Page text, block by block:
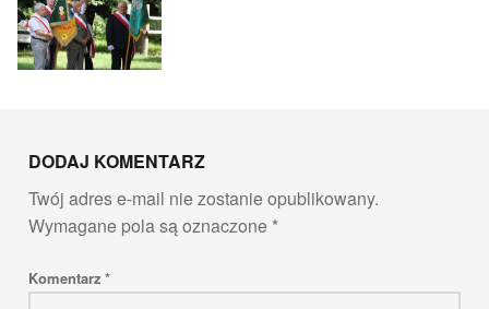
Skip back to main navigation
DODAJ KOMENTARZ
Twój adres e-mail nie zostanie opublikowany.
Wymagane pola są oznaczone *
Komentarz *